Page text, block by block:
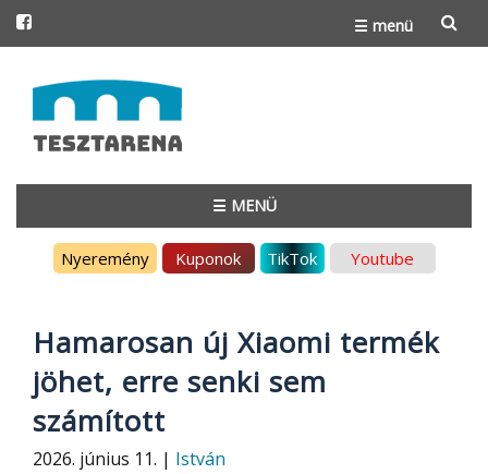
☰ menü
to
content
☰ MENÜ
Nyeremény Kuponok TikTok Youtube
Hamarosan új Xiaomi termék
jöhet, erre senki sem
számított
2026. június 11. | István